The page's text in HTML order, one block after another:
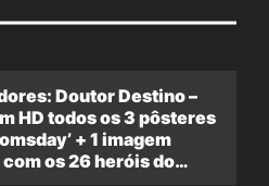
Doutor Destino –
HD todos os 3 pôsteres
+ 1 imagem
os 26 heróis do